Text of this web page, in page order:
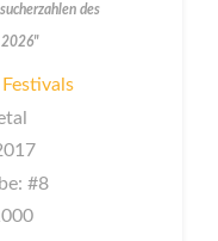
des
2026"
#8